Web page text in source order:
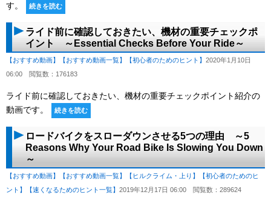
す。
続きを読む
ライド前に確認しておきたい、機材の重要チェックポ
イント ～Essential Checks Before Your Ride～
【おすすめ動画】 【おすすめ動画一覧】 【初心者のためのヒント】 2020年1月10日
06:00 閲覧数：176183
ライド前に確認しておきたい、機材の重要チェックポイント紹介の
動画です。
続きを読む
ロードバイクをスローダウンさせる5つの理由 ～5
Reasons Why Your Road Bike Is Slowing You Down
～
【おすすめ動画】 【おすすめ動画一覧】 【ヒルクライム・上り】
【初心者のためのヒ
ント】
【速くなるためのヒント一覧】 2019年12月17日 06:00 閲覧数：289624